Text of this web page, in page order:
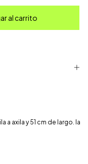
a axila y 51 cm de largo. la